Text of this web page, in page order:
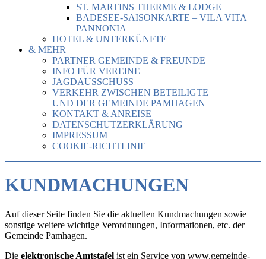
ST. MARTINS THERME & LODGE
BADESEE-SAISONKARTE – VILA VITA
PANNONIA
HOTEL & UNTERKÜNFTE
& MEHR
PARTNER GEMEINDE & FREUNDE
INFO FÜR VEREINE
JAGDAUSSCHUSS
VERKEHR ZWISCHEN BETEILIGTE
UND DER GEMEINDE PAMHAGEN
KONTAKT & ANREISE
DATENSCHUTZERKLÄRUNG
IMPRESSUM
COOKIE-RICHTLINIE
KUNDMACHUNGEN
Auf dieser Seite finden Sie die aktuellen Kundmachungen sowie
sonstige weitere wichtige Verordnungen, Informationen, etc. der
Gemeinde Pamhagen.
Die elektronische Amtstafel ist ein Service von www.gemeinde-